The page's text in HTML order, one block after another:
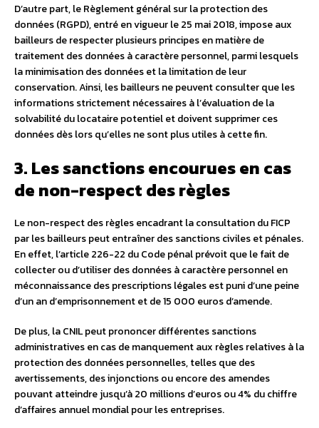
D’autre part, le Règlement général sur la protection des
données (RGPD), entré en vigueur le 25 mai 2018, impose aux
bailleurs de respecter plusieurs principes en matière de
traitement des données à caractère personnel, parmi lesquels
la minimisation des données et la limitation de leur
conservation. Ainsi, les bailleurs ne peuvent consulter que les
informations strictement nécessaires à l’évaluation de la
solvabilité du locataire potentiel et doivent supprimer ces
données dès lors qu’elles ne sont plus utiles à cette fin.
3. Les sanctions encourues en cas
de non-respect des règles
Le non-respect des règles encadrant la consultation du FICP
par les bailleurs peut entraîner des sanctions civiles et pénales.
En effet, l’article 226-22 du Code pénal prévoit que le fait de
collecter ou d’utiliser des données à caractère personnel en
méconnaissance des prescriptions légales est puni d’une peine
d’un an d’emprisonnement et de 15 000 euros d’amende.
De plus, la CNIL peut prononcer différentes sanctions
administratives en cas de manquement aux règles relatives à la
protection des données personnelles, telles que des
avertissements, des injonctions ou encore des amendes
pouvant atteindre jusqu’à 20 millions d’euros ou 4% du chiffre
d’affaires annuel mondial pour les entreprises.